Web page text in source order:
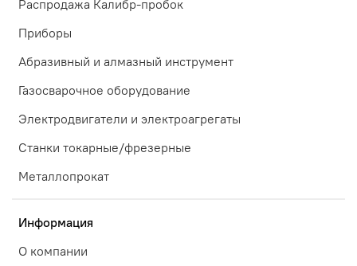
Распродажа Калибр-пробок
Приборы
Абразивный и алмазный инструмент
Газосварочное оборудование
Электродвигатели и электроагрегаты
Станки токарные/фрезерные
Металлопрокат
Информация
О компании